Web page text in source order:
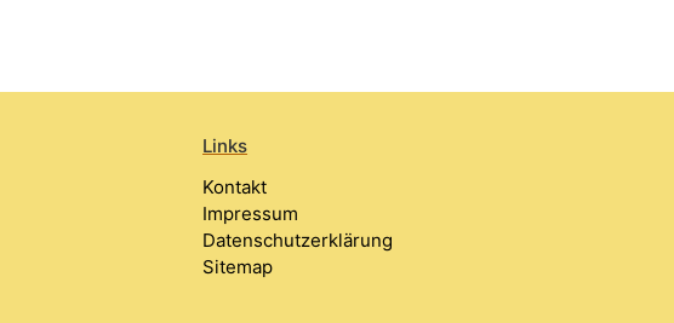
Links
Kontakt
Impressum
Datenschutzerklärung
Sitemap